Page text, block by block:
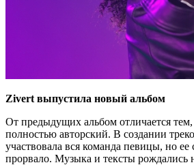
Zivert выпустила новый альбом
От предыдущих альбом отличается
полностью авторский. В создании
участвовала вся команда певицы, но ее
прорвало. Музыка и тексты рождались